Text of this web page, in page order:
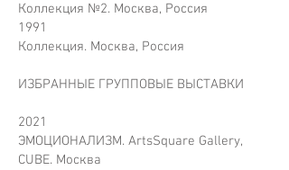
Коллекция №2. Москва, Россия
1991
Коллекция. Москва, Россия
ИЗБРАННЫЕ ГРУППОВЫЕ ВЫСТАВКИ
2021
ЭМОЦИОНАЛИЗМ. ArtsSquare Gallery,
CUBE. Москва